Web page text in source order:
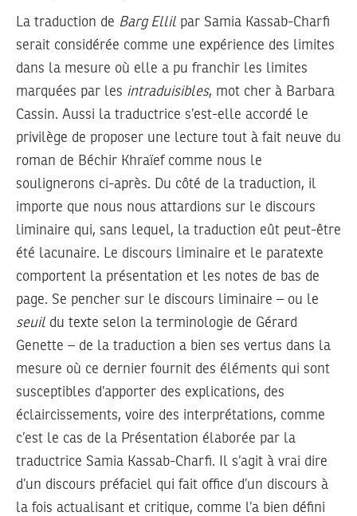
La traduction de Barg Ellil par Samia Kassab-Charfi
serait considérée comme une expérience des limites
dans la mesure où elle a pu franchir les limites
marquées par les intraduisibles, mot cher à Barbara
Cassin. Aussi la traductrice s’est-elle accordé le
privilège de proposer une lecture tout à fait neuve du
roman de Béchir Khraïef comme nous le
soulignerons ci-après. Du côté de la traduction, il
importe que nous nous attardions sur le discours
liminaire qui, sans lequel, la traduction eût peut-être
été lacunaire. Le discours liminaire et le paratexte
comportent la présentation et les notes de bas de
page. Se pencher sur le discours liminaire – ou le
seuil du texte selon la terminologie de Gérard
Genette – de la traduction a bien ses vertus dans la
mesure où ce dernier fournit des éléments qui sont
susceptibles d’apporter des explications, des
éclaircissements, voire des interprétations, comme
c’est le cas de la Présentation élaborée par la
traductrice Samia Kassab-Charfi. Il s’agit à vrai dire
d’un discours préfaciel qui fait office d’un discours à
la fois actualisant et critique, comme l’a bien défini